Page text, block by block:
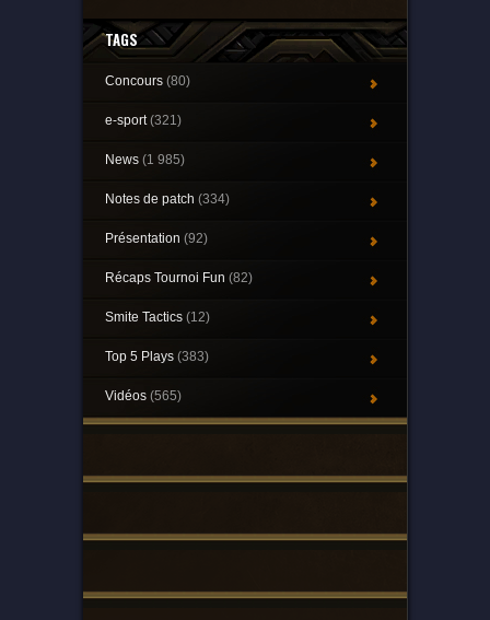
TAGS
Concours (80)
e-sport(321)
News (1 985)
Notes de patch (334)
Présentation (92)
Récaps Tournoi Fun (82)
Smite Tactics (12)
Top 5 Plays (383)
Vidéos (565)